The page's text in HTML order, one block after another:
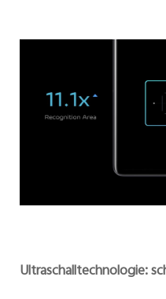
Ultraschalltechnologie: